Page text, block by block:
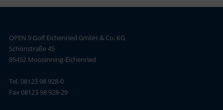
OPEN.9 Golf Eichenried GmbH & Co. KG
Schönstraße 45
85452 Moosinning-Eichenried
Tel. 08123 98 928-0
Fax 08123 98 928-29